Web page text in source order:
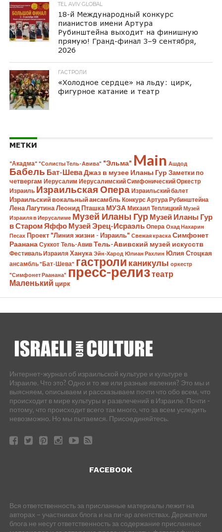
TEL AVIV GLOBAL
18-й Международный конкурс
пианистов имени Артура
Рубинштейна выходит на финишную
прямую! Гранд-финал 3–9 сентября,
2026
ГАСТРОЛИ
«Холодное сердце» на льду: цирк,
фигурное катание и театр
МЕТКИ
"Акадма" "Солисты Тель-Авива" "Эльма" Main Ашдод
Бабель Бат-ШеваДжаз в музее Иланы Гур Заметки по
четвергам Иерусалим Иерусалимский Симфонический Оркестр
Израиль Израильская Опера Израильский балет
Израильский вокальный ансамбль Конкурс Артура Рубинштейна
Лена Лагутина Леонид Пташка МУЗА Михаил Теплицкий Музей
Израиля в Иерусалиме Музей Иланы Гур Музей Иланы Гур
в Старом Яффо Музей Эрец-Исраэль Опера Охад Нахарин
Песах Проект "Линия жизни - Израиль" Свежая краска Симфонет
Раанана Суккот Тель-Авив Тель-Авивский музей искусств
Фестиваль Израиля Ханука Эйн-Харод Юлиан Рахлин Юлия Стоцкая
ансамбль "Бат-Шева" гастроли каникулы оркестр
"Симфонет Раанана" пресс-релизтеатр
Маленький цирк
Интернет-журнал об израильской культуре и культуре в
Израиле. Что это? Одно и то же или разные явления? Это мы и
выясняем, описываем и рассказываем почти что обо всем, что
происходит в мире культуры и развлечений в Израиле. Почти -
потому, что происходит всего так много, что за всем уследить
невозможно. Но мы пытаемся. Присоединяйтесь.
FACEBOOK
Вся ответственность за присланные материалы лежит на
авторах – участниках блога и на пи-ар агентствах. Держатели
блога не несут ответственность за содержание присланных